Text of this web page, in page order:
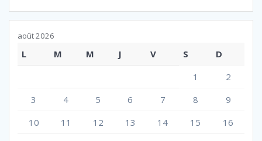
août 2026
L M M J V S
D
1
2
3
4 5 6 7 8
9
10
11 12 13 14 15
16